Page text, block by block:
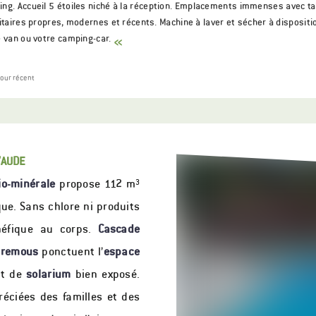
Accueil 5 étoiles niché à la réception. Emplacements immenses avec
propres, modernes et récents. Machine à laver et sécher à
ou votre camping-car. «
récent
minéralepropose 112 m³
Sans chlore ni produits
au corps. Cascade
ponctuent l’espace
desolarium bien exposé.
des familles et des